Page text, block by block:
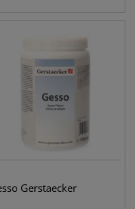
Gerstaecker